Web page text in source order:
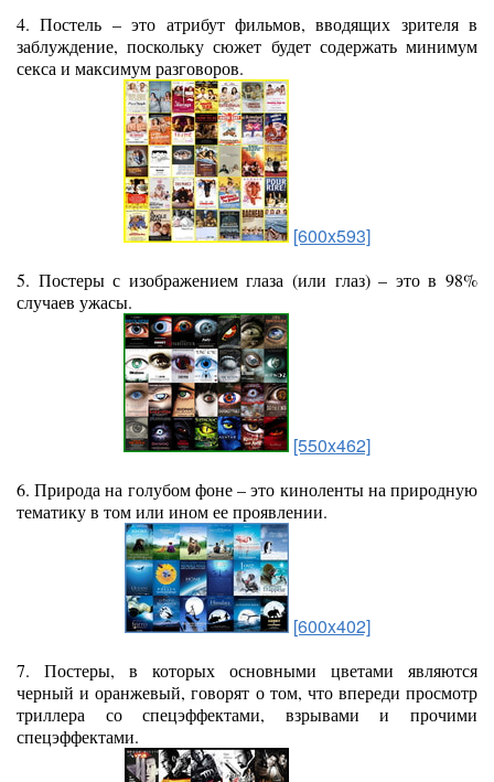
4. Постель – это атрибут фильмов, вводящих зрителя в
заблуждение, поскольку сюжет будет содержать минимум
секса и максимум разговоров.
[600x593]
5. Постеры с изображением глаза (или глаз) – это в 98%
случаев ужасы.
[550x462]
6. Природа на голубом фоне – это киноленты на природную
тематику в том или ином ее проявлении.
[600x402]
7. Постеры, в которых основными цветами являются
черный и оранжевый, говорят о том, что впереди просмотр
триллера со спецэффектами, взрывами и прочими
спецэффектами.